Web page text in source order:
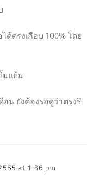
ด้ตรงเกือบ 100% โดย
มแย้ม
อน ยังต้องรอดูว่าตรงรึ
at 1:36 pm